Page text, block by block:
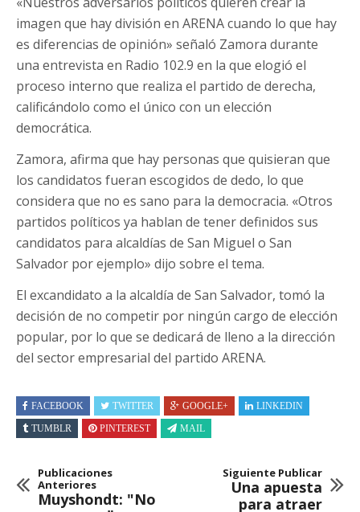
imagen que hay división en ARENA cuando lo que hay
es diferencias de opinión» señaló Zamora durante
una entrevista en Radio 102.9 en la que elogió el
proceso interno que realiza el partido de derecha,
calificándolo como el único con un elección
democrática.
Zamora, afirma que hay personas que quisieran que
los candidatos fueran escogidos de dedo, lo que
considera que no es sano para la democracia. «Otros
partidos políticos ya hablan de tener definidos sus
candidatos para alcaldías de San Miguel o San
Salvador por ejemplo» dijo sobre el tema.
El excandidato a la alcaldía de San Salvador, tomó la
decisión de no competir por ningún cargo de elección
popular, por lo que se dedicará de lleno a la dirección
del sector empresarial del partido ARENA.
FACEBOOK TWITTER GOOGLE+
LINKEDIN
TUMBLR
PINTEREST MAIL
Publicaciones
Anteriores
Muyshondt: "No
Siguiente Publicar
Una apuesta
para atraer